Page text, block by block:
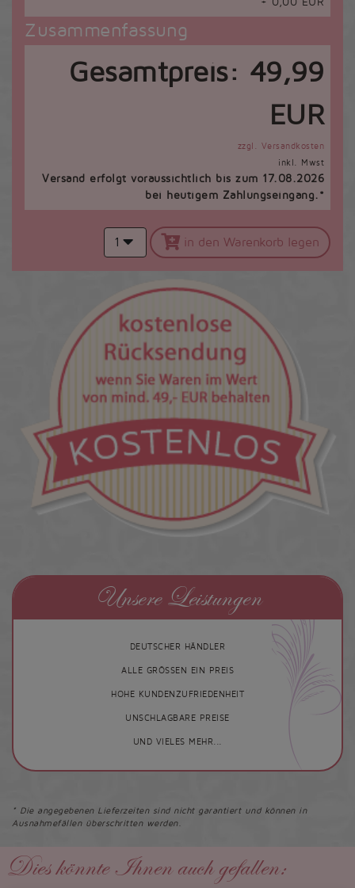
Zusammenfassung
Gesamtpreis: 49,99
EUR
zzgl. Versandkosten
inkl. Mwst
Versand erfolgt voraussichtlich bis zum 17.08.2026
bei heutigem Zahlungseingang.*
1 in den Warenkorb legen
Unsere Leistungen
DEUTSCHER HÄNDLER
ALLE GRÖSSEN EIN PREIS
HOHE KUNDENZUFRIEDENHEIT
UNSCHLAGBARE PREISE
UND VIELES MEHR...
* Die angegebenen Lieferzeiten sind nicht garantiert und können in
Ausnahmefällen überschritten werden.
Dies könnte Ihnen auch gefallen: